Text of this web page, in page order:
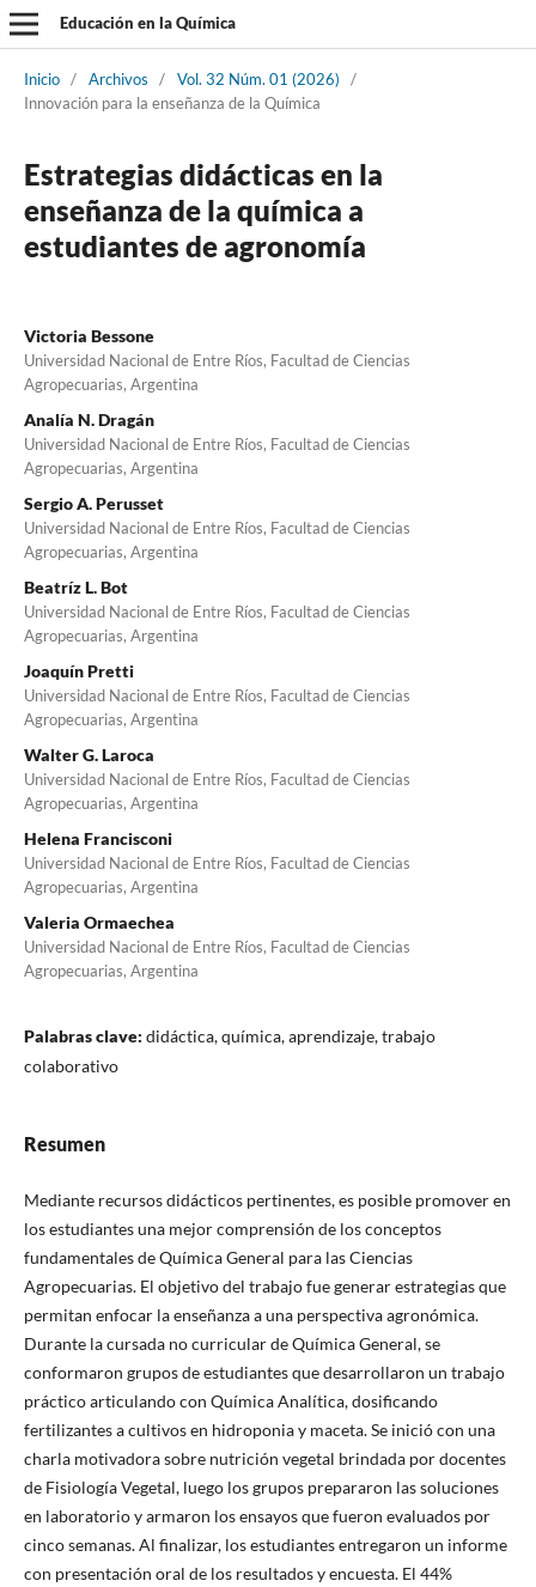
Educación en la Química
Inicio / Archivos / Vol. 32 Núm. 01 (2026)
/
Innovación para la enseñanza de la Química
Estrategias didácticas en la
enseñanza de la química a
estudiantes de agronomía
Victoria Bessone
Universidad Nacional de Entre Ríos, Facultad de Ciencias
Agropecuarias, Argentina
Analía N. Dragán
Universidad Nacional de Entre Ríos, Facultad de Ciencias
Agropecuarias, Argentina
Sergio A. Perusset
Universidad Nacional de Entre Ríos, Facultad de Ciencias
Agropecuarias, Argentina
Beatríz L. Bot
Universidad Nacional de Entre Ríos, Facultad de Ciencias
Agropecuarias, Argentina
Joaquín Pretti
Universidad Nacional de Entre Ríos, Facultad de Ciencias
Agropecuarias, Argentina
Walter G. Laroca
Universidad Nacional de Entre Ríos, Facultad de Ciencias
Agropecuarias, Argentina
Helena Francisconi
Universidad Nacional de Entre Ríos, Facultad de Ciencias
Agropecuarias, Argentina
Valeria Ormaechea
Universidad Nacional de Entre Ríos, Facultad de Ciencias
Agropecuarias, Argentina
Palabras clave: didáctica, química, aprendizaje, trabajo
colaborativo
Resumen
Mediante recursos didácticos pertinentes, es posible promover en
los estudiantes una mejor comprensión de los conceptos
fundamentales de Química General para las Ciencias
Agropecuarias. El objetivo del trabajo fue generar estrategias que
permitan enfocar la enseñanza a una perspectiva agronómica.
Durante la cursada no curricular de Química General, se
conformaron grupos de estudiantes que desarrollaron un trabajo
práctico articulando con Química Analítica, dosificando
fertilizantes a cultivos en hidroponia y maceta. Se inició con una
charla motivadora sobre nutrición vegetal brindada por docentes
de Fisiología Vegetal, luego los grupos prepararon las soluciones
en laboratorio y armaron los ensayos que fueron evaluados por
cinco semanas. Al finalizar, los estudiantes entregaron un informe
con presentación oral de los resultados y encuesta. El 44%